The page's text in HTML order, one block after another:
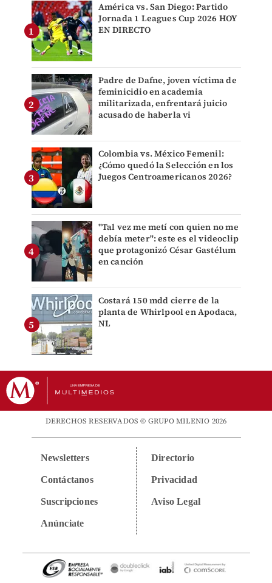
América vs. San Diego: Partido
Jornada 1 Leagues Cup 2026 HOY
EN DIRECTO
Padre de Dafne, joven víctima de
feminicidio en academia
militarizada, enfrentará juicio
acusado de haberla vi
Colombia vs. México Femenil:
¿Cómo quedó la Selección en los
Juegos Centroamericanos 2026?
"Tal vez me metí con quien no me
debía meter": este es el videoclip
que protagonizó César Gastélum
en canción
Costará 150 mdd cierre de la
planta de Whirlpool en Apodaca,
NL
DERECHOS RESERVADOS © GRUPO MILENIO 2026
Newsletters
Contáctanos
Suscripciones
Anúnciate
Directorio
Privacidad
Aviso Legal